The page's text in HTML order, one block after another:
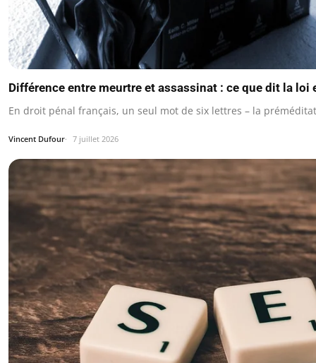
Différence entre meurtre et assassinat : ce que dit la loi
En droit pénal français, un seul mot de six lettres – la
Vincent Dufour 7 juillet 2026